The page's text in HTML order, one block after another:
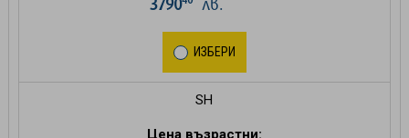
ИЗБЕРИ
SH
Цена възрастни: